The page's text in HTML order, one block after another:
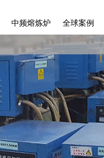
中频熔炼炉 全球案例